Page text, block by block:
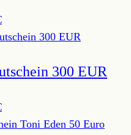
300 EUR